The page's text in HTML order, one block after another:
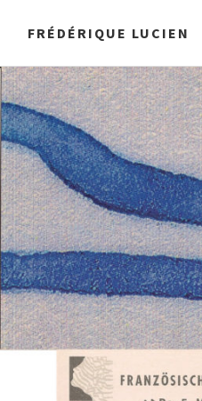
FRÉDÉRIQUE LUCIEN